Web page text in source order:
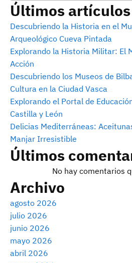
Últimos artículos
Descubriendo la Historia en el
Arqueológico Cueva Pintada
Explorando la Historia Militar: El
Acción
Descubriendo los Museos de
Cultura en la Ciudad Vasca
Explorando el Portal de
Castilla y León
Delicias Mediterráneas:
Manjar Irresistible
Últimos
No hay comentarios
Archivo
agosto 2026
julio 2026
junio 2026
mayo 2026
abril 2026